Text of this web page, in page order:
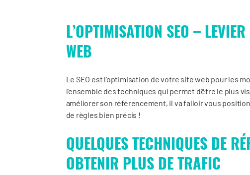
L’OPTIMISATION SEO –
WEB
Le SEO est l’optimisation de votre site web pour les
l’ensemble des techniques qui permet d’être le plus
améliorer son référencement, il va falloir vous
de règles bien précis !
QUELQUES TECHNIQUES DE
OBTENIR PLUS DE TRAFIC